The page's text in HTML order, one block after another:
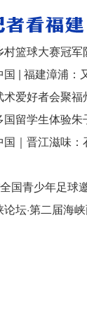
篮球大赛冠军
| 福建漳浦：
爱好者会聚福
国留学生体验朱
｜晋江滋味：
国青少年足球
坛·第二届海